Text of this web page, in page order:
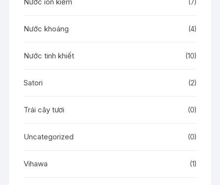
(7)
Nước khoáng (4)
Nước tinh khiết (10)
Satori (2)
Trái cây tươi (0)
Uncategorized (0)
Vihawa (1)